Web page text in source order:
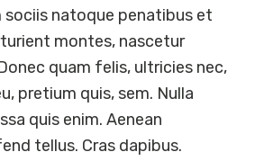
sociis natoque penatibus et
montes, nascetur
quam felis, ultricies nec,
pretium quis, sem. Nulla
quis enim. Aenean
tellus. Cras dapibus.